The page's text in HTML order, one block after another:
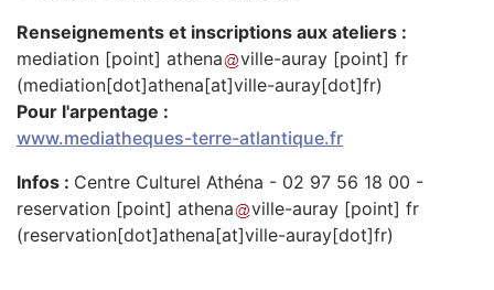
Renseignements et inscriptions aux ateliers :
mediation [point] athena ville-auray [point] fr
(mediation[dot]athena[at]ville-auray[dot]fr)
Pour l'arpentage :
www.mediatheques-terre-atlantique.fr
Infos : Centre Culturel Athéna - 02 97 56 18 00 -
reservation [point] athena ville-auray [point] fr
(reservation[dot]athena[at]ville-auray[dot]fr)